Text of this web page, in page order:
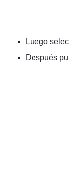
Luego
Después